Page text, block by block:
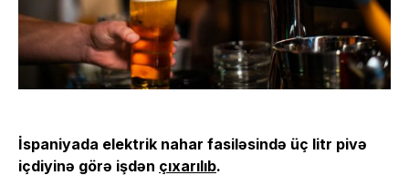
İspaniyada elektrik nahar fasiləsində üç litr pivə
içdiyinə görə işdən çıxarılıb.